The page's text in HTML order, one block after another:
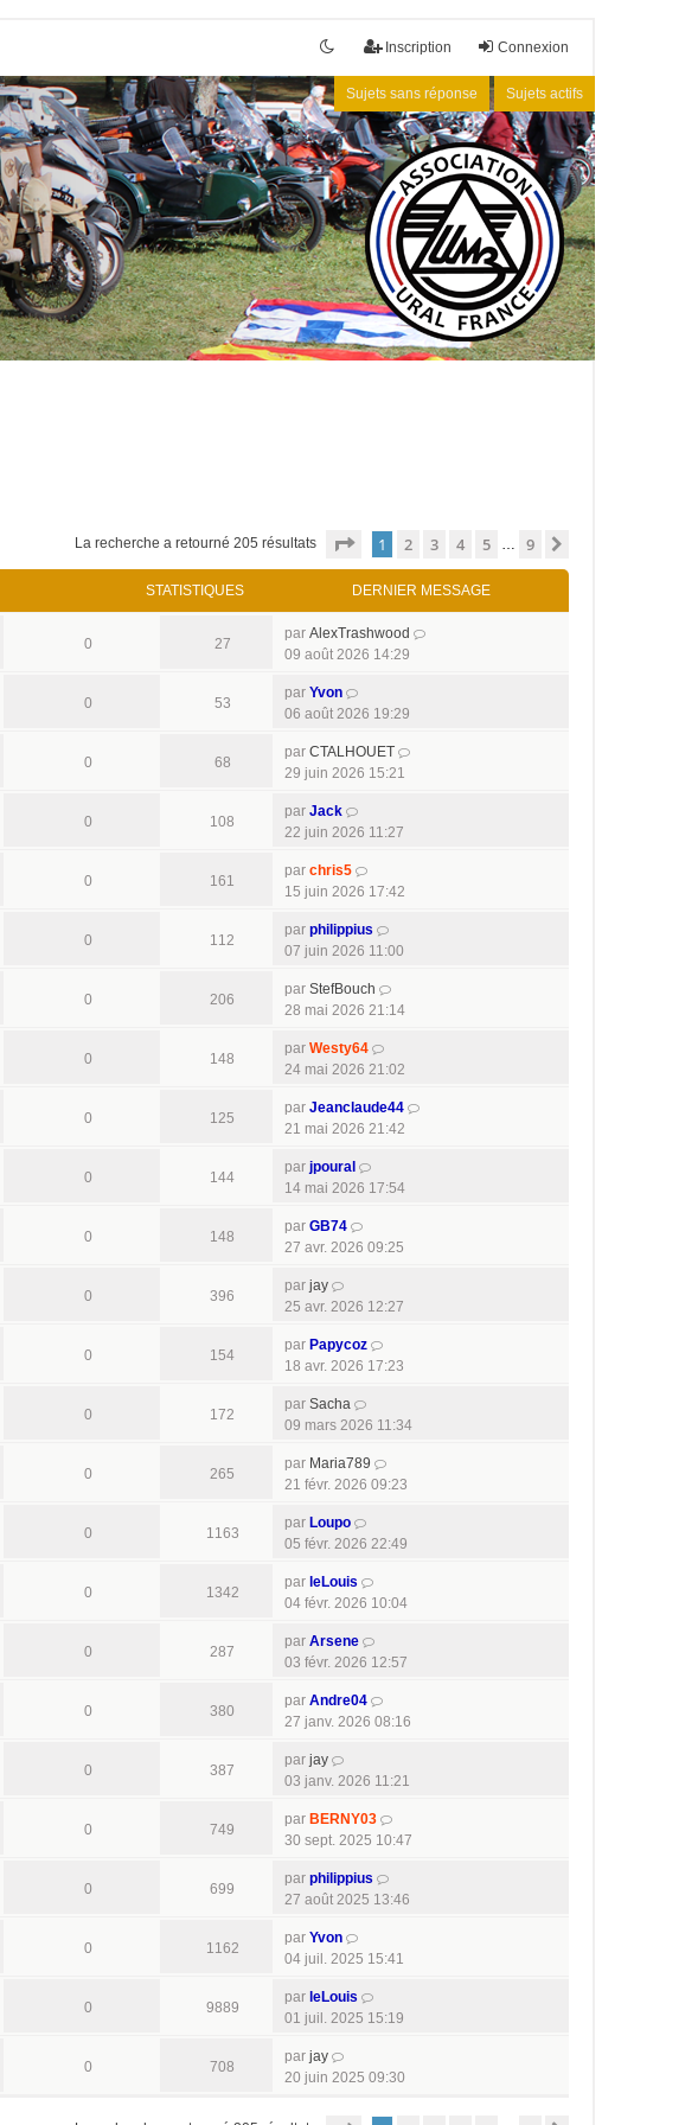
Connexion
Inscription
Sujets sans réponse Sujets actifs
La recherche a retourné 205 résultats Page sur9
1 2 3 4 5 … 9
STATISTIQUES DERNIER MESSAGE
0 27
par AlexTrashwood
09 août 2026 14:29
0 53
par Yvon
06 août 2026 19:29
0 68
par CTALHOUET
29 juin 2026 15:21
0 108
par Jack
22 juin 2026 11:27
0 161
par chris5
15 juin 2026 17:42
0 112
par philippius
07 juin 2026 11:00
0 206
par StefBouch
28 mai 2026 21:14
0 148
par Westy64
24 mai 2026 21:02
0 125
par Jeanclaude44
21 mai 2026 21:42
0 144
par jpoural
14 mai 2026 17:54
0 148
par GB74
27 avr. 2026 09:25
0 396
par jay
25 avr. 2026 12:27
0 154
par Papycoz
18 avr. 2026 17:23
0 172
par Sacha
09 mars 2026 11:34
0 265
par Maria789
21 févr. 2026 09:23
0 1163
par Loupo
05 févr. 2026 22:49
0 1342
par leLouis
04 févr. 2026 10:04
0 287
par Arsene
03 févr. 2026 12:57
0 380
par Andre04
27 janv. 2026 08:16
0 387
par jay
03 janv. 2026 11:21
0 749
par BERNY03
30 sept. 2025 10:47
0 699
par philippius
27 août 2025 13:46
0 1162
par Yvon
04 juil. 2025 15:41
0 9889
par leLouis
01 juil. 2025 15:19
0 708
par jay
20 juin 2025 09:30